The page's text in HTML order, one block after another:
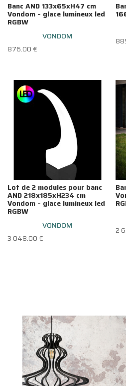
Banc AND 133x65xH47 cm
Vondom – glace lumineux led
RGBW
VONDOM
876.00€
Lot de 2 modules pour banc
AND 218x185xH234 cm
Vondom – glace lumineux led
RGBW
VONDOM
3 048.00€
2